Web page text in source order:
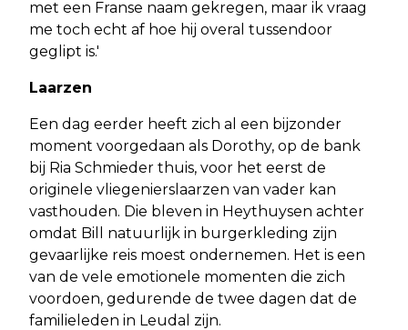
met een Franse naam gekregen, maar ik vraag
me toch echt af hoe hij overal tussendoor
geglipt is.'
Laarzen
Een dag eerder heeft zich al een bijzonder
moment voorgedaan als Dorothy, op de bank
bij Ria Schmieder thuis, voor het eerst de
originele vliegenierslaarzen van vader kan
vasthouden. Die bleven in Heythuysen achter
omdat Bill natuurlijk in burgerkleding zijn
gevaarlijke reis moest ondernemen. Het is een
van de vele emotionele momenten die zich
voordoen, gedurende de twee dagen dat de
familieleden in Leudal zijn.